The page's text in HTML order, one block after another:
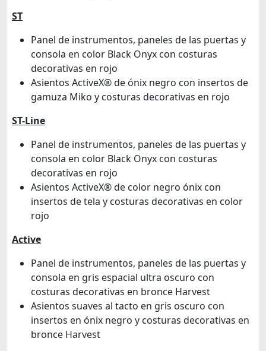
ST
Panel de instrumentos, paneles de las puertas y
consola en color Black Onyx con costuras
decorativas en rojo
Asientos ActiveX® de ónix negro con insertos de
gamuza Miko y costuras decorativas en rojo
ST-Line
Panel de instrumentos, paneles de las puertas y
consola en color Black Onyx con costuras
decorativas en rojo
Asientos ActiveX® de color negro ónix con
insertos de tela y costuras decorativas en color
rojo
Active
Panel de instrumentos, paneles de las puertas y
consola en gris espacial ultra oscuro con
costuras decorativas en bronce Harvest
Asientos suaves al tacto en gris oscuro con
insertos en ónix negro y costuras decorativas en
bronce Harvest